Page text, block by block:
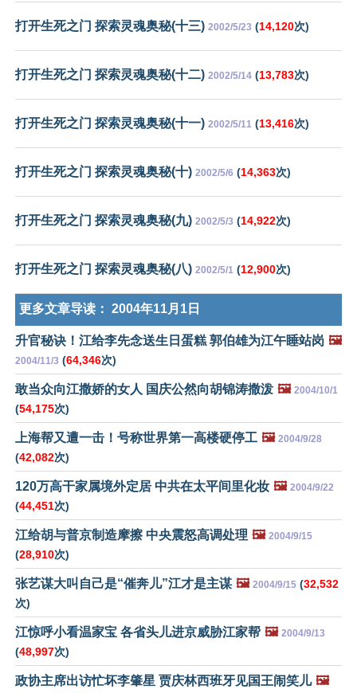
打开生死之门 探索灵魂奥秘(十三) 2002/5/23 (14,120次)
打开生死之门 探索灵魂奥秘(十二) 2002/5/14 (13,783次)
打开生死之门 探索灵魂奥秘(十一) 2002/5/11 (13,416次)
打开生死之门 探索灵魂奥秘(十) 2002/5/6 (14,363次)
打开生死之门 探索灵魂奥秘(九) 2002/5/3 (14,922次)
打开生死之门 探索灵魂奥秘(八) 2002/5/1 (12,900次)
更多文章导读： 2004年11月1日
升官秘诀！江给李先念送生日蛋糕 郭伯雄为江午睡站岗 🖼️
2004/11/3 (64,346次)
敢当众向江撒娇的女人 国庆公然向胡锦涛撒泼 🖼️ 2004/10/1
(54,175次)
上海帮又遭一击！号称世界第一高楼硬停工 🖼️ 2004/9/28
(42,082次)
120万高干家属境外定居 中共在太平间里化妆 🖼️ 2004/9/22
(44,451次)
江给胡与普京制造摩擦 中央震怒高调处理 🖼️ 2004/9/15
(28,910次)
张艺谋大叫自己是“催奔儿”江才是主谋 🖼️ 2004/9/15 (32,532
次)
江惊呼小看温家宝 各省头儿进京威胁江家帮 🖼️ 2004/9/13
(48,997次)
政协主席出访忙坏李肇星 贾庆林西班牙见国王闹笑儿 🖼️